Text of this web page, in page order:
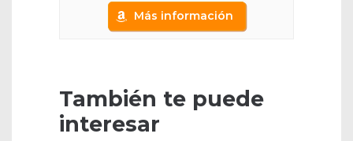
Más información
También te puede
interesar